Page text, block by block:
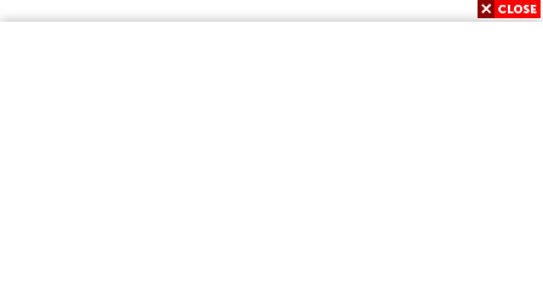
PUSHING DIVERSITY